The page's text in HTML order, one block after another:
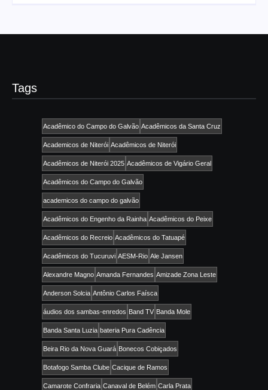
Tags
Acadêmico do Campo do Galvão Acadêmicos da Santa Cruz
Academicos de Niterói Acadêmicos de Niterói
Acadêmicos de Niterói 2025 Acadêmicos de Vigário Geral
Acadêmicos do Campo do Galvão
academicos do campo do galvão
Acadêmicos do Engenho da Rainha Acadêmicos do Peixe
Acadêmicos do Recreio Acadêmicos do Tatuapé
Acadêmicos do Tucuruvi AESM-Rio Ale Jansen
Alexandre Magno Amanda Fernandes Amizade Zona Leste
Anderson Solcia Antônio Carlos Faísca
áudios dos sambas-enredos Band TV Banda Mole
Banda Santa Luzia bateria Pura Cadência
Beira Rio da Nova Guará Bonecos Cobiçados
Botafogo Samba Clube Cacique de Ramos
Camarote Confraria Canaval de Belém Carla Prata